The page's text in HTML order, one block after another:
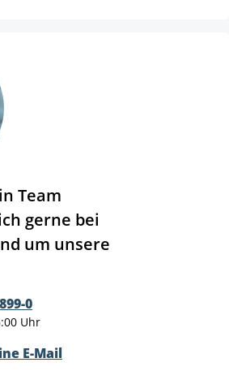
Team
gerne bei
um unsere
0
Uhr
E-Mail